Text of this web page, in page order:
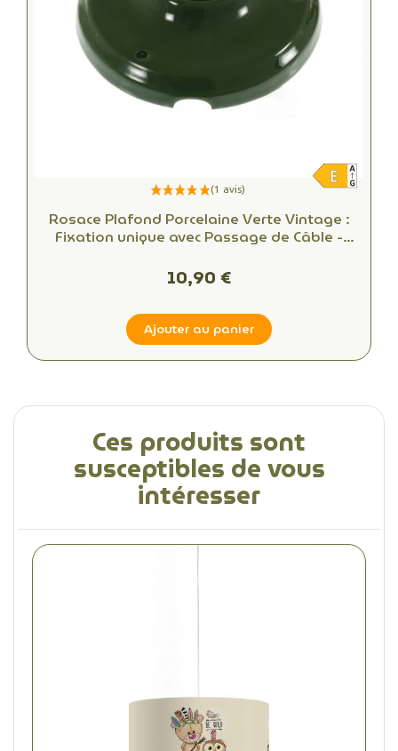
Rosace Plafond Porcelaine Verte Vintage :
Fixation unique avec Passage de Câble -
10,90 €
Ajouter au panier
Ces produits sont
susceptibles de vous
intéresser